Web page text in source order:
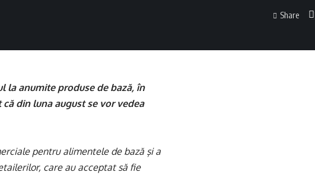
Share
la anumite produse de bază, în
din luna august se vor vedea
pentru alimentele de bază şi a
care au acceptat să fie